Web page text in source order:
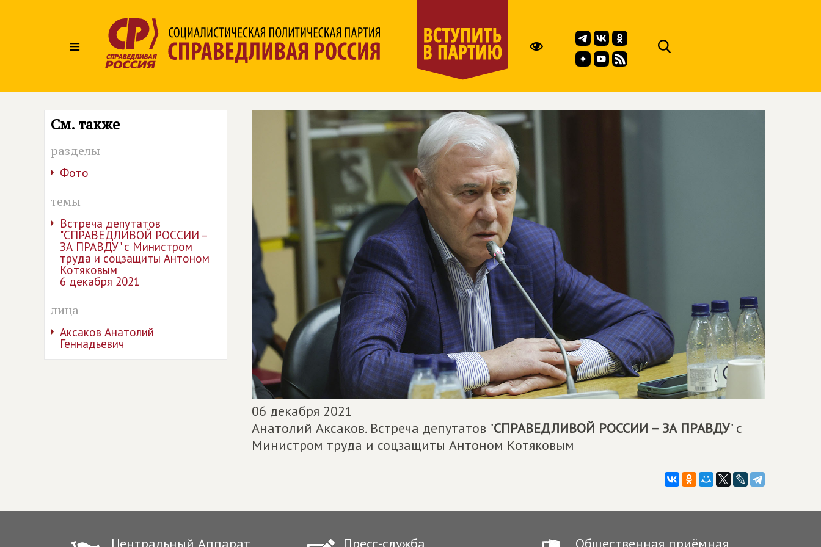
≡
См. также
разделы
Фото
темы
Встреча депутатов
"СПРАВЕДЛИВОЙ РОССИИ –
ЗА ПРАВДУ" с Министром
труда и соцзащиты Антоном
Котяковым
6 декабря 2021
лица
Аксаков Анатолий
Геннадьевич
06 декабря 2021
Анатолий Аксаков. Встреча депутатов "СПРАВЕДЛИВОЙ РОССИИ – ЗА ПРАВДУ" с
Министром труда и соцзащиты Антоном Котяковым
Центральный Аппарат Пресс-служба Общественная приёмная